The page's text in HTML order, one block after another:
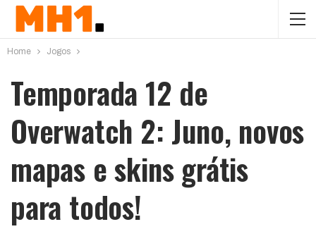
Home Jogos
Temporada 12 de
Overwatch 2: Juno, novos
mapas e skins grátis
para todos!